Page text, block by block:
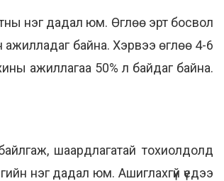
нэг дадал юм. Өглөө эрт босвол
ажилладаг байна. Хэрвээ өглөө 4-6
ажиллагаа 50% л байдаг байна.
шаардлагатай тохиолдолд
нэг дадал юм. Ашиглахгүй үедээ